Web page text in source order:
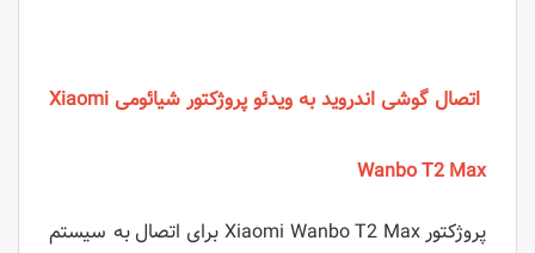
اتصال گوشی اندروید به ویدئو پروژکتور شیائومی Xiaomi
Wanbo T2 Max
پروژکتور Xiaomi Wanbo T2 Max برای اتصال به سیستم